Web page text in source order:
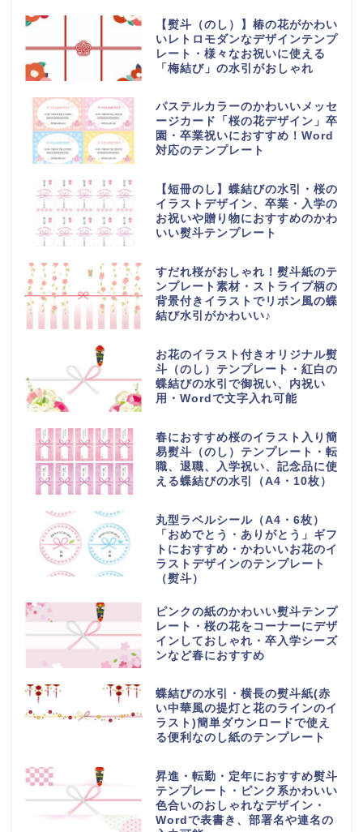
【熨斗（のし）】椿の花がかわい
いレトロモダンなデザインテンプ
レート・様々なお祝いに使える
「梅結び」の水引がおしゃれ
パステルカラーのかわいいメッセ
ージカード「桜の花デザイン」卒
園・卒業祝いにおすすめ！Word
対応のテンプレート
【短冊のし】蝶結びの水引・桜の
イラストデザイン、卒業・入学の
お祝いや贈り物におすすめのかわ
いい熨斗テンプレート
すだれ桜がおしゃれ！熨斗紙のテ
ンプレート素材・ストライプ柄の
背景付きイラストでリボン風の蝶
結び水引がかわいい♪
お花のイラスト付きオリジナル熨
斗（のし）テンプレート・紅白の
蝶結びの水引で御祝い、内祝い
用・Wordで文字入れ可能
春におすすめ桜のイラスト入り簡
易熨斗（のし）テンプレート・転
職、退職、入学祝い、記念品に使
える蝶結びの水引（A4・10枚）
丸型ラベルシール（A4・6枚）
「おめでとう・ありがとう」ギフ
トにおすすめ・かわいいお花のイ
ラストデザインのテンプレート
（熨斗）
ピンクの紙のかわいい熨斗テンプ
レート・桜の花をコーナーにデザ
インしておしゃれ・卒入学シーズ
ンなど春におすすめ
蝶結びの水引・横長の熨斗紙(赤
い中華風の提灯と花のラインのイ
ラスト)簡単ダウンロードで使え
る便利なのし紙のテンプレート
昇進・転勤・定年におすすめ熨斗
テンプレート・ピンク系かわいい
色合いのおしゃれなデザイン・
Wordで表書き、部署名や連名の